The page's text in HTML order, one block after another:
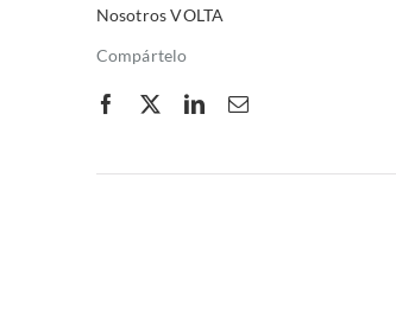
Nosotros VOLTA
Compártelo